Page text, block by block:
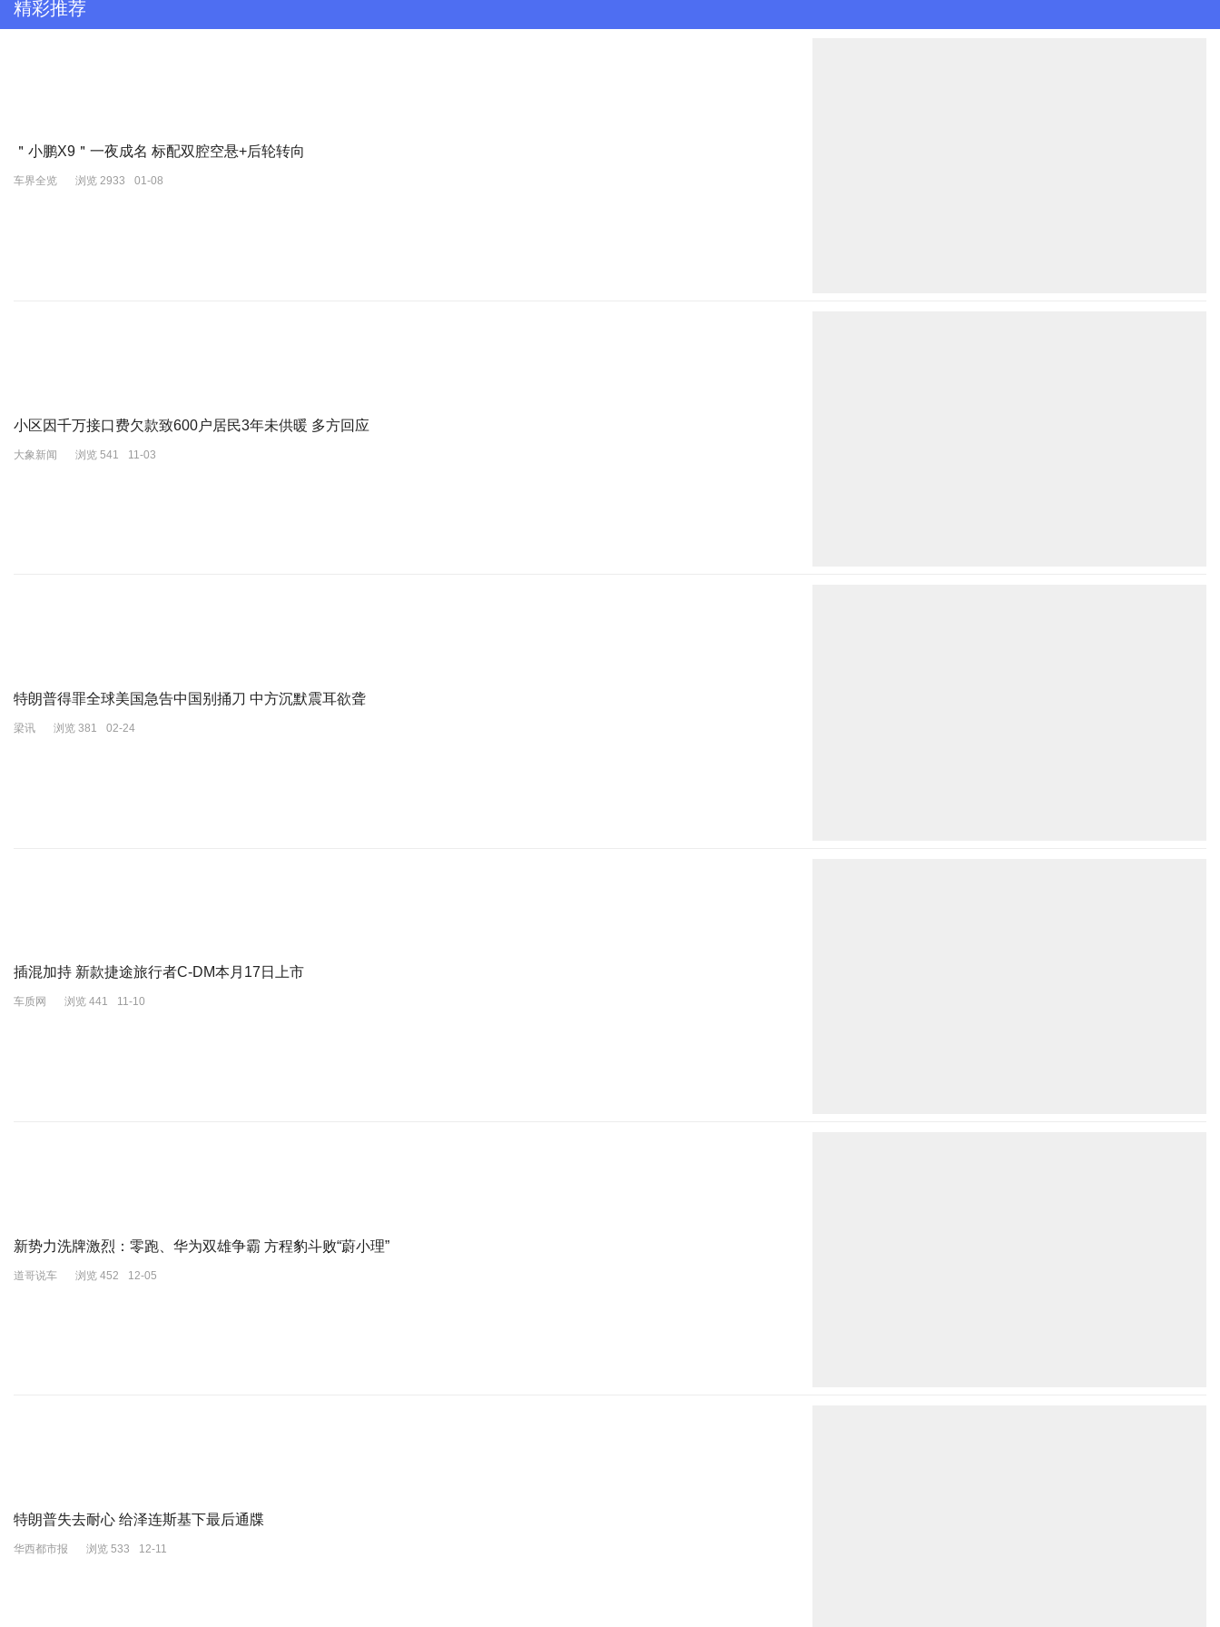
精彩推荐
＂小鹏X9＂一夜成名 标配双腔空悬+后轮转向
车界全览 浏览 2933 01-08
小区因千万接口费欠款致600户居民3年未供暖 多方回应
大象新闻 浏览 541 11-03
特朗普得罪全球美国急告中国别捅刀 中方沉默震耳欲聋
梁讯 浏览 381 02-24
插混加持 新款捷途旅行者C-DM本月17日上市
车质网 浏览 441 11-10
新势力洗牌激烈：零跑、华为双雄争霸 方程豹斗败“蔚小理”
道哥说车 浏览 452 12-05
特朗普失去耐心 给泽连斯基下最后通牒
华西都市报 浏览 533 12-11